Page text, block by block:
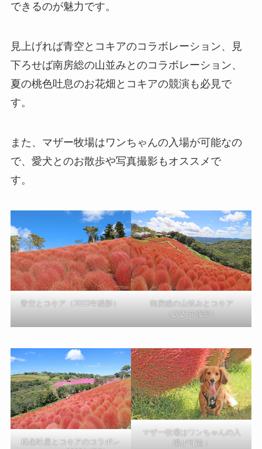
できるのが魅力です。
見上げれば青空とコキアのコラボレーション、見
下ろせば南房総の山並みとのコラボレーション、
夏の桃色吐息のお花畑とコキアの競演も必見で
す。
また、マザー牧場はワンちゃんの入場が可能なの
で、愛犬とのお散歩や写真撮影もオススメで
す。
青空とコキア（2023年撮影）
南房総の山並みとコキア
（2023年撮影）
桃色吐息とコキアのコラボレ
マザー牧場はワンちゃんの入
場が可能！